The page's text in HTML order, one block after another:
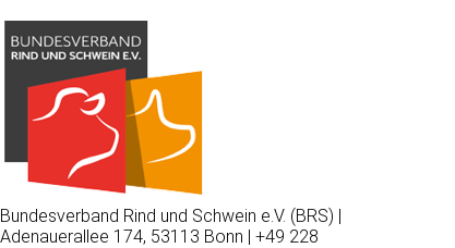
Bundesverband Rind und Schwein e.V. (BRS) |
Adenauerallee 174, 53113 Bonn | +49 228